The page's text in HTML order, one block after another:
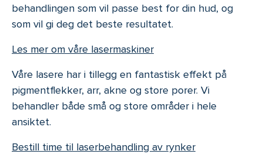
behandlingen som vil passe best for din hud, og
som vil gi deg det beste resultatet.
Les mer om våre lasermaskiner
Våre lasere har i tillegg en fantastisk effekt på
pigmentflekker, arr, akne og store porer. Vi
behandler både små og store områder i hele
ansiktet.
Bestill time til laserbehandling av rynker